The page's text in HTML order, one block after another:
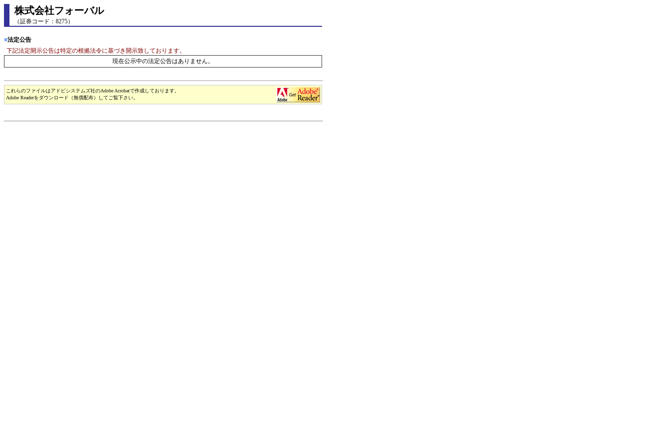
株式会社フォーバル
（証券コード：8275）
■法定公告
下記法定開示公告は特定の根拠法令に基づき開示致しております。
現在公示中の法定公告はありません。
これらのファイルはアドビシステムズ社のAdobe Acrobatで作成しております。
Adobe Readerをダウンロード（無償配布）してご覧下さい。